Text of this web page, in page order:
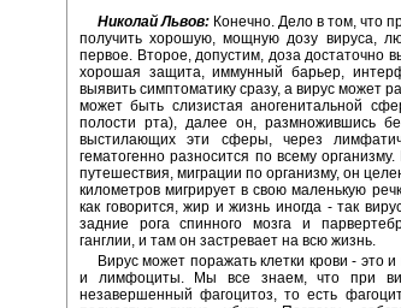
Николай Львов: Конечно. Дело в том, что
получить хорошую, мощную дозу вируса,
первое. Второе, допустим, доза достаточно
хорошая защита, иммунный барьер,
выявить симптоматику сразу, а вирус может
может быть слизистая аногенитальной
полости рта), далее он, размножившись
выстилающих эти сферы, через
гематогенно разносится по всему
путешествия, миграции по организму, он
километров мигрирует в свою маленькую
как говорится, жир и жизнь иногда - так
задние рога спинного мозга и
ганглии, и там он застревает на всю жизнь.
Вирус может поражать клетки крови - это
и лимфоциты. Мы все знаем, что при
незавершенный фагоцитоз, то есть